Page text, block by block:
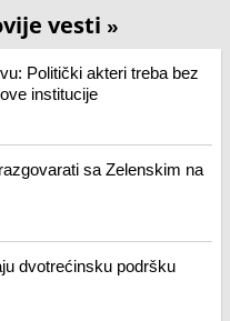
vesti »
Politički akteri treba bez
institucije
sa Zelenskim na
dvotrećinsku podršku